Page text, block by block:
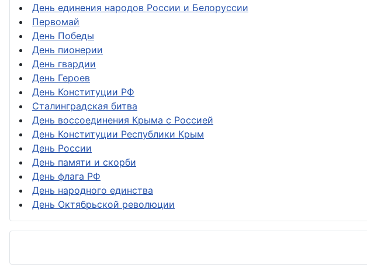
День единения народов России и Белоруссии
Первомай
День Победы
День пионерии
День гвардии
День Героев
День Конституции РФ
Сталинградская битва
День воссоединения Крыма с Россией
День Конституции Республики Крым
День России
День памяти и скорби
День флага РФ
День народного единства
День Октябрьской революции